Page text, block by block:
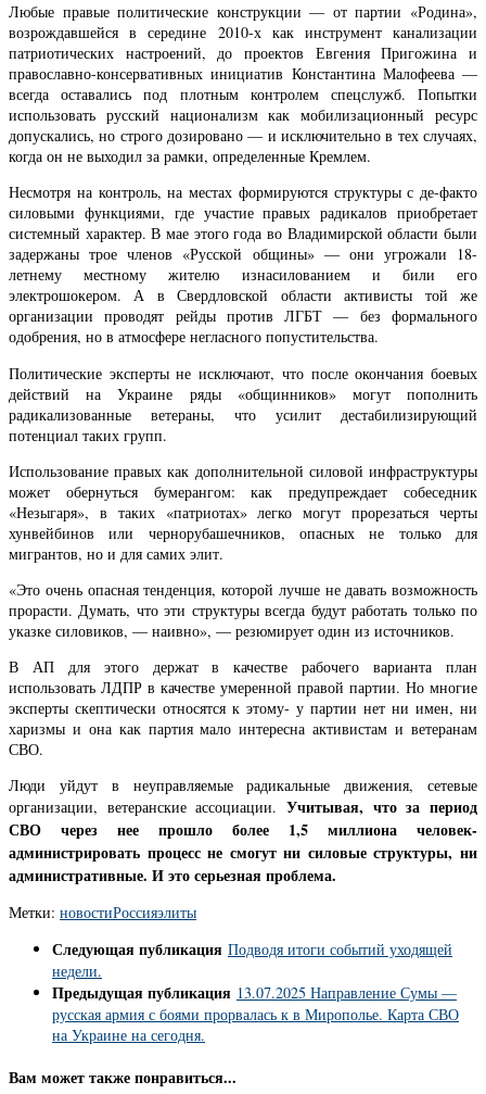
Любые правые политические конструкции — от партии «Родина»,
возрождавшейся в середине 2010-х как инструмент канализации
патриотических настроений, до проектов Евгения Пригожина и
православно-консервативных инициатив Константина Малофеева —
всегда оставались под плотным контролем спецслужб. Попытки
использовать русский национализм как мобилизационный ресурс
допускались, но строго дозировано — и исключительно в тех случаях,
когда он не выходил за рамки, определенные Кремлем.
Несмотря на контроль, на местах формируются структуры с де-факто
силовыми функциями, где участие правых радикалов приобретает
системный характер. В мае этого года во Владимирской области были
задержаны трое членов «Русской общины» — они угрожали 18-
летнему местному жителю изнасилованием и били его
электрошокером. А в Свердловской области активисты той же
организации проводят рейды против ЛГБТ — без формального
одобрения, но в атмосфере негласного попустительства.
Политические эксперты не исключают, что после окончания боевых
действий на Украине ряды «общинников» могут пополнить
радикализованные ветераны, что усилит дестабилизирующий
потенциал таких групп.
Использование правых как дополнительной силовой инфраструктуры
может обернуться бумерангом: как предупреждает собеседник
«Незыгаря», в таких «патриотах» легко могут прорезаться черты
хунвейбинов или чернорубашечников, опасных не только для
мигрантов, но и для самих элит.
«Это очень опасная тенденция, которой лучше не давать возможность
прорасти. Думать, что эти структуры всегда будут работать только по
указке силовиков, — наивно», — резюмирует один из источников.
В АП для этого держат в качестве рабочего варианта план
использовать ЛДПР в качестве умеренной правой партии. Но многие
эксперты скептически относятся к этому- у партии нет ни имен, ни
харизмы и она как партия мало интересна активистам и ветеранам
СВО.
Люди уйдут в неуправляемые радикальные движения, сетевые
организации, ветеранские ассоциации. Учитывая, что за период
СВО через нее прошло более 1,5 миллиона человек-
администрировать процесс не смогут ни силовые структуры, ни
административные. И это серьезная проблема.
Метки: новостиРоссияэлиты
Следующая публикация Подводя итоги событий уходящей
недели.
Предыдущая публикация 13.07.2025 Направление Сумы —
русская армия с боями прорвалась к в Мирополье. Карта СВО
на Украине на сегодня.
Вам может также понравиться...